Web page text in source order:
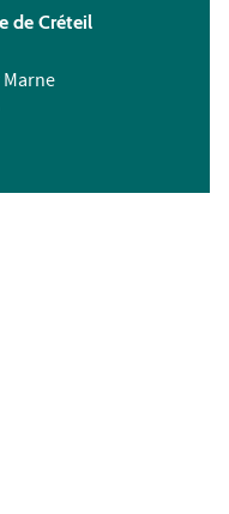
de Créteil